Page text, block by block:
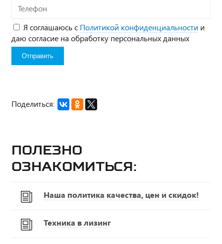
Телефон
Я соглашаюсь с Политикой конфиденциальности и
даю согласие на обработку персональных данных
Поделиться:
Полезно
ознакомиться:
Наша политика качества, цен и скидок!
Техника в лизинг